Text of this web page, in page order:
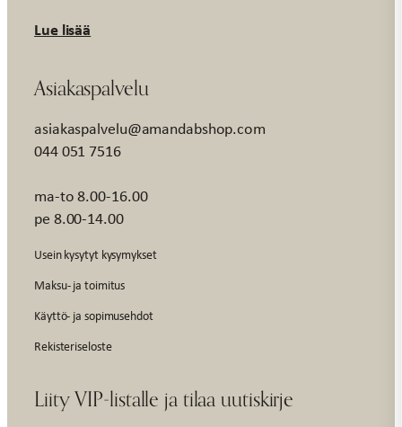
Lue lisää
Asiakaspalvelu
asiakaspalvelu@amandabshop.com
044 051 7516
ma-to 8.00-16.00
pe 8.00-14.00
Usein kysytyt kysymykset
Maksu- ja toimitus
Käyttö- ja sopimusehdot
Rekisteriseloste
Liity VIP-listalle ja tilaa uutiskirje